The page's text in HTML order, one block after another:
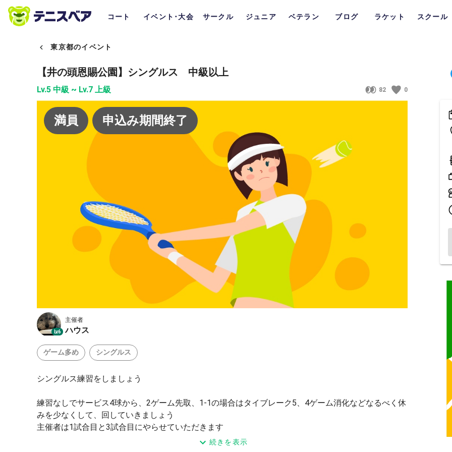
コート イベント･大会 サークル ジュニア ベテラン ブログ ラケット スクール
東京都のイベント
【井の頭恩賜公園】シングルス 中級以上
Lv.5 中級 ~ Lv.7 上級 82 0
満員 申込み期間終了
Lv.6
主催者
ハウス
ゲーム多め シングルス
シングルス練習をしましょう
練習なしでサービス4球から、2ゲーム先取、1-1の場合はタイブレーク5、4ゲーム消化などなるべく休
みを少なくして、回していきましょう
主催者は1試合目と3試合目にやらせていただきます
続きを表示